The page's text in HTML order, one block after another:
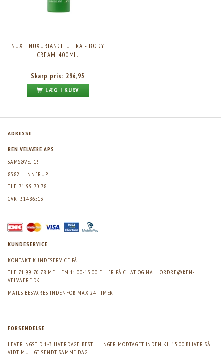
NUXE NUXURIANCE ULTRA - BODY
CREAM, 400ML.
Skarp pris: 296,95
LÆG I KURV
ADRESSE
REN VELVÆRE APS
SAMSØVEJ 13
8382 HINNERUP
TLF. 71 99 70 78
CVR: 31486513
KUNDESERVICE
KONTAKT KUNDESERVICE PÅ
TLF 71 99 70 78 MELLEM 11.00-13.00 ELLER PÅ CHAT OG MAIL ORDRE@REN-
VELVAERE.DK
MAILS BESVARES INDENFOR MAX 24 TIMER
FORSENDELSE
LEVERINGSTID 1-3 HVERDAGE. BESTILLINGER MODTAGET INDEN KL. 15.00 BLIVER SÅ
VIDT MULIGT SENDT SAMME DAG